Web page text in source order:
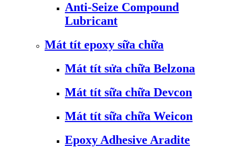
Anti-Seize Compound
Lubricant
Mát tít epoxy sữa chữa
Mát tít sửa chữa Belzona
Mát tít sữa chữa Devcon
Mát tít sữa chữa Weicon
Epoxy Adhesive Aradite